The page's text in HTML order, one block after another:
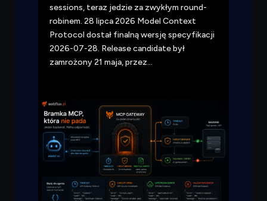
sessions, teraz jedzie za zwykłym round-
robinem. 28 lipca 2026 Model Context
Protocol dostał finalną wersję specyfikacji
2026-07-28. Release candidate był
zamrożony 21 maja, przez…